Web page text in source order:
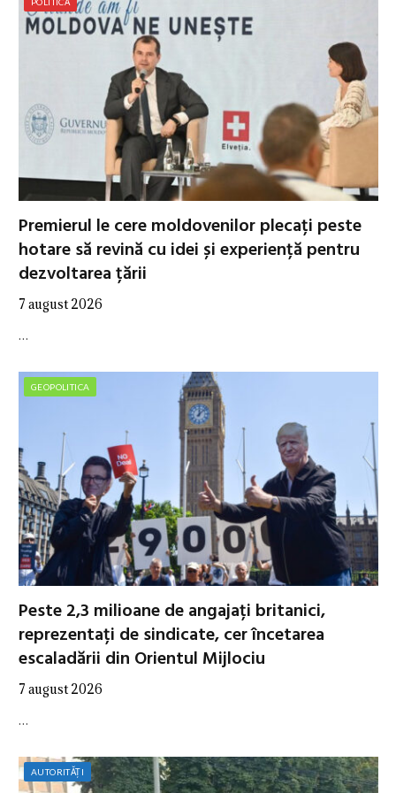
Premierul le cere moldovenilor plecați peste
hotare să revină cu idei și experiență pentru
dezvoltarea țării
7 august 2026
…
GEOPOLITICA
Peste 2,3 milioane de angajați britanici,
reprezentați de sindicate, cer încetarea
escaladării din Orientul Mijlociu
7 august 2026
…
AUTORITĂȚI